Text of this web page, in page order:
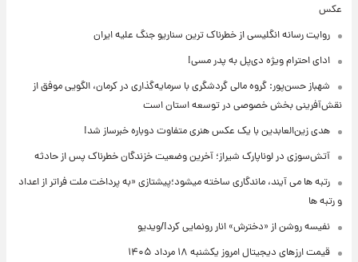
عکس
روایت رسانه انگلیسی از خطرناک ترین سناریو جنگ علیه ایران
ادای احترام ویژه دی‌پل به پدر مسی!
شهباز حسن‌پور: گروه مالی گردشگری با سرمایه‌گذاری در کرمان، الگویی موفق از
نقش‌آفرینی بخش خصوصی در توسعه استان است
هدی زین‌العابدین با یک عکس هنری متفاوت دوباره خبرساز شد!
آتش‌سوزی در لوناپارک شیراز؛ آخرین وضعیت خزندگان خطرناک پس از حادثه
رتبه ها می آیند، ماندگاری ساخته میشود؛پیشتازی «به پرداخت ملت فراتر از اعداد
و رتبه ها
نفیسه روشن از «دخترش» انار رونمایی کرد!/ویدیو
قیمت ارزهای دیجیتال امروز یکشنبه ۱۸ مرداد ۱۴۰۵